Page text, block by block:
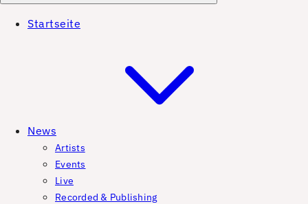
Startseite
News
Artists
Events
Live
Recorded & Publishing